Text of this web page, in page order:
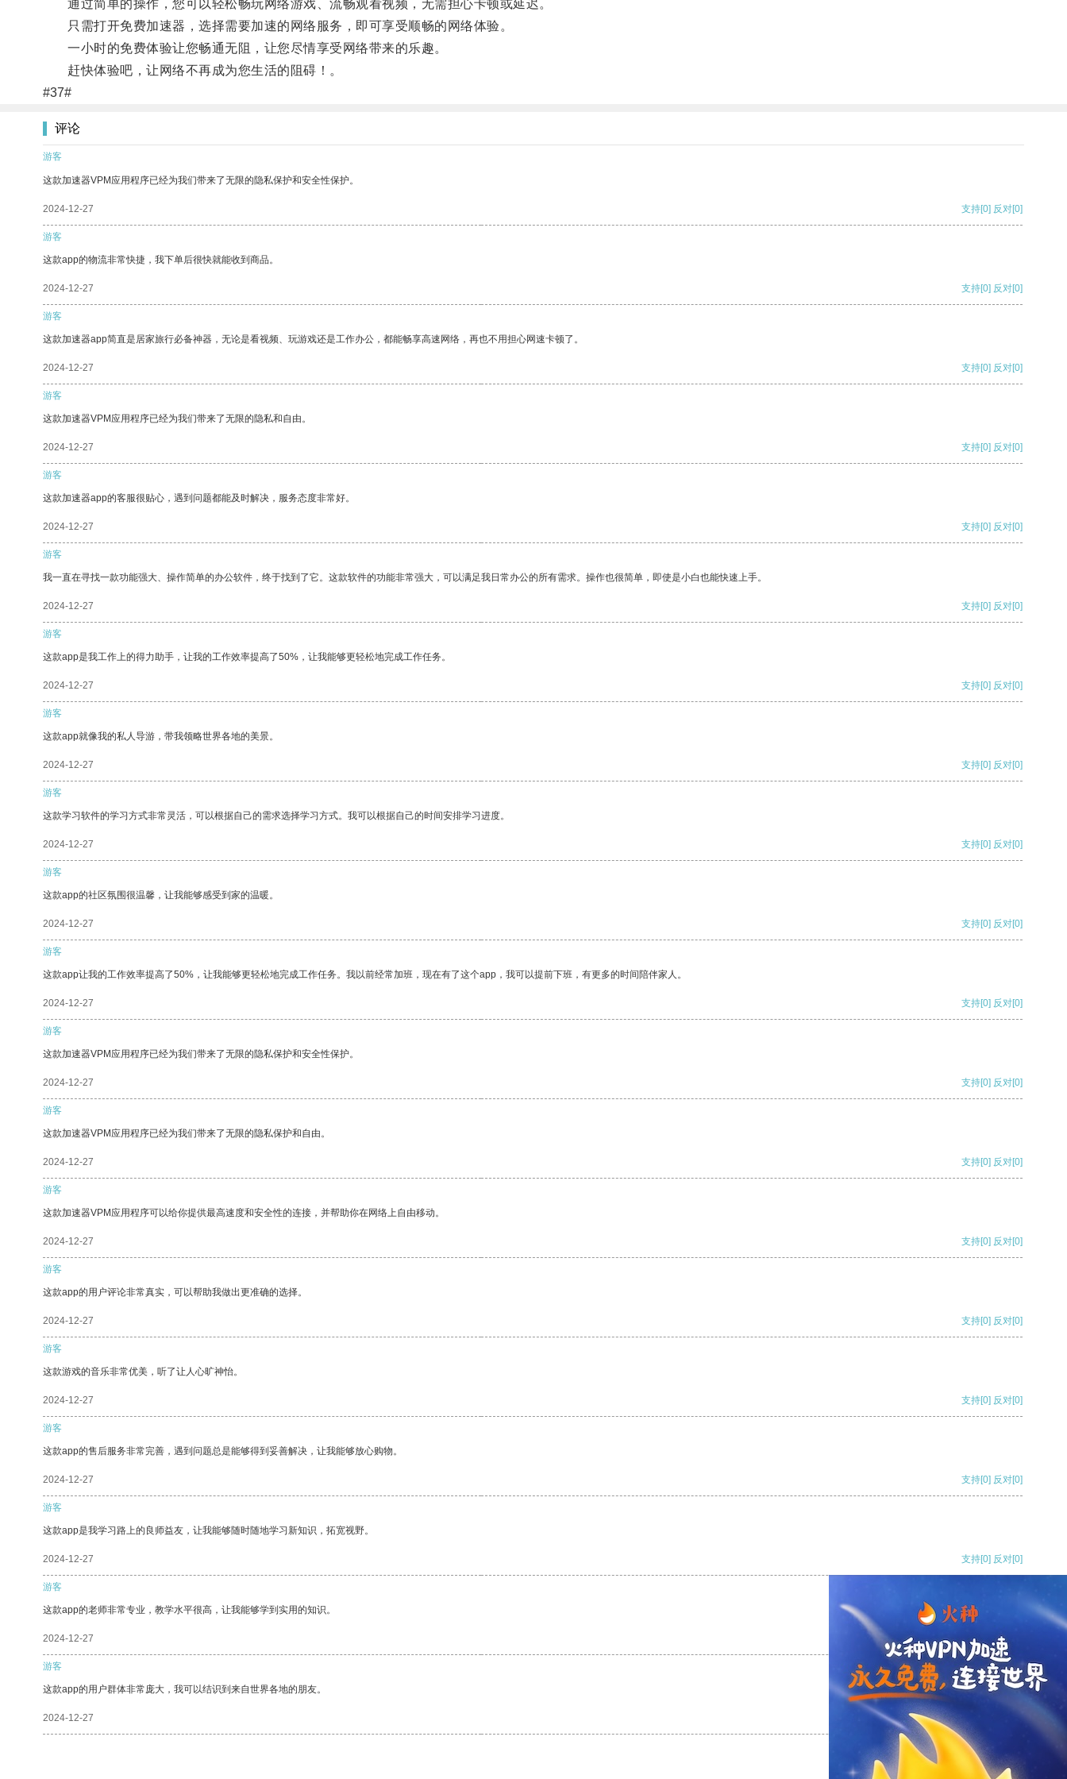
通过简单的操作，您可以轻松畅玩网络游戏、流畅观看视频，无需担心卡顿或延迟。
只需打开免费加速器，选择需要加速的网络服务，即可享受顺畅的网络体验。
一小时的免费体验让您畅通无阻，让您尽情享受网络带来的乐趣。
赶快体验吧，让网络不再成为您生活的阻碍！。
#37#
评论
游客
这款加速器VPM应用程序已经为我们带来了无限的隐私保护和安全性保护。
2024-12-27 支持[0] 反对[0]
游客
这款app的物流非常快捷，我下单后很快就能收到商品。
2024-12-27 支持[0] 反对[0]
游客
这款加速器app简直是居家旅行必备神器，无论是看视频、玩游戏还是工作办公，都能畅享高速网络，再也不用担心网速卡顿了。
2024-12-27 支持[0] 反对[0]
游客
这款加速器VPM应用程序已经为我们带来了无限的隐私和自由。
2024-12-27 支持[0] 反对[0]
游客
这款加速器app的客服很贴心，遇到问题都能及时解决，服务态度非常好。
2024-12-27 支持[0] 反对[0]
游客
我一直在寻找一款功能强大、操作简单的办公软件，终于找到了它。这款软件的功能非常强大，可以满足我日常办公的所有需求。操作也很简单，即使是小白也能快速上手。
2024-12-27 支持[0] 反对[0]
游客
这款app是我工作上的得力助手，让我的工作效率提高了50%，让我能够更轻松地完成工作任务。
2024-12-27 支持[0] 反对[0]
游客
这款app就像我的私人导游，带我领略世界各地的美景。
2024-12-27 支持[0] 反对[0]
游客
这款学习软件的学习方式非常灵活，可以根据自己的需求选择学习方式。我可以根据自己的时间安排学习进度。
2024-12-27 支持[0] 反对[0]
游客
这款app的社区氛围很温馨，让我能够感受到家的温暖。
2024-12-27 支持[0] 反对[0]
游客
这款app让我的工作效率提高了50%，让我能够更轻松地完成工作任务。我以前经常加班，现在有了这个app，我可以提前下班，有更多的时间陪伴家人。
2024-12-27 支持[0] 反对[0]
游客
这款加速器VPM应用程序已经为我们带来了无限的隐私保护和安全性保护。
2024-12-27 支持[0] 反对[0]
游客
这款加速器VPM应用程序已经为我们带来了无限的隐私保护和自由。
2024-12-27 支持[0] 反对[0]
游客
这款加速器VPM应用程序可以给你提供最高速度和安全性的连接，并帮助你在网络上自由移动。
2024-12-27 支持[0] 反对[0]
游客
这款app的用户评论非常真实，可以帮助我做出更准确的选择。
2024-12-27 支持[0] 反对[0]
游客
这款游戏的音乐非常优美，听了让人心旷神怡。
2024-12-27 支持[0] 反对[0]
游客
这款app的售后服务非常完善，遇到问题总是能够得到妥善解决，让我能够放心购物。
2024-12-27 支持[0] 反对[0]
游客
这款app是我学习路上的良师益友，让我能够随时随地学习新知识，拓宽视野。
2024-12-27 支持[0] 反对[0]
游客
这款app的老师非常专业，教学水平很高，让我能够学到实用的知识。
2024-12-27 支持 反对
游客
这款app的用户群体非常庞大，我可以结识到来自世界各地的朋友。
2024-12-27 [0]